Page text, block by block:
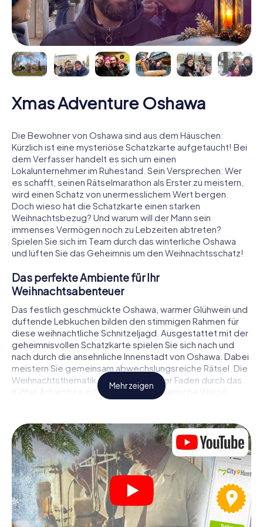
Xmas Adventure Oshawa
Die Bewohner von Oshawa sind aus dem Häuschen:
Kürzlich ist eine mysteriöse Schatzkarte aufgetaucht! Bei
dem Verfasser handelt es sich um einen
Lokalunternehmer im Ruhestand. Sein Versprechen: Wer
es schafft, seinen Rätselmarathon als Erster zu meistern,
wird einen Schatz von unermesslichem Wert bergen.
Doch wieso hat die Schatzkarte einen starken
Weihnachtsbezug? Und warum will der Mann sein
immenses Vermögen noch zu Lebzeiten abtreten?
Spielen Sie sich im Team durch das winterliche Oshawa
und lüften Sie das Geheimnis um den Weihnachtsschatz!
Das perfekte Ambiente für Ihr
Weihnachtsabenteuer
Das festlich geschmückte Oshawa, warmer Glühwein und
duftende Lebkuchen bilden den stimmigen Rahmen für
diese weihnachtliche Schnitzeljagd. Ausgestattet mit der
geheimnisvollen Schatzkarte spielen Sie sich nach und
nach durch die ansehnliche Innenstadt von Oshawa. Dabei
meistern Sie gemeinsam abwechslungsreiche Rätsel. Die
Weihnachtsthematik zieht sich als roter Faden durch das
X-Mas Adventure in Oshawa. Auf spielerische Weise
erfahren Sie faszinierende Anekdoten rund um das
Hinweise richtig zu deuten und anderen Schatzsuchern
stets einen Schritt voraus zu sein?
Der Weihnachtsmarkt von Oshawa als
Zwischenstopp
Stellen Sie ein kompetentes Team aus Freunden oder
Familienmitgliedern zusammen und begeben Sie sich
gemeinsam auf eine weihnachtliche Rätseltour durch
Mehr zeigen